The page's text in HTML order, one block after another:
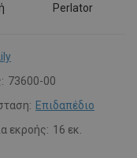
Perlator
Lily
73600-00
Επιδαπέδιο
εκροής: 16 εκ.